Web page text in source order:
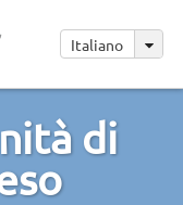
Italiano
di